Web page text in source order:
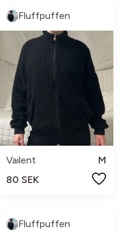
Fluffpuffen
Vailent
M
80 SEK
Fluffpuffen